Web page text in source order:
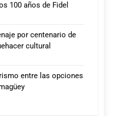
100 años de Fidel
por centenario de
cultural
entre las opciones